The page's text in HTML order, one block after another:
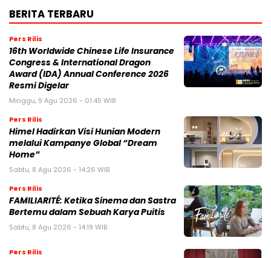
BERITA TERBARU
Pers Rilis
16th Worldwide Chinese Life Insurance
Congress & International Dragon
Award (IDA) Annual Conference 2026
Resmi Digelar
Minggu, 9 Agu 2026 - 01:45 WIB
Pers Rilis
Himel Hadirkan Visi Hunian Modern
melalui Kampanye Global “Dream
Home”
Sabtu, 8 Agu 2026 - 14:26 WIB
Pers Rilis
FAMILIARITÉ: Ketika Sinema dan Sastra
Bertemu dalam Sebuah Karya Puitis
Sabtu, 8 Agu 2026 - 14:19 WIB
Pers Rilis